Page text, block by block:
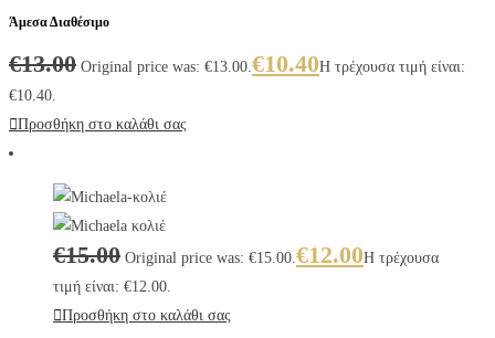
Άμεσα Διαθέσιμο
€13.00 Original price was: €13.00.€10.40Η τρέχουσα τιμή είναι:
€10.40.
Προσθήκη στο καλάθι σας
€15.00 Original price was: €15.00.€12.00Η τρέχουσα
τιμή είναι: €12.00.
Προσθήκη στο καλάθι σας